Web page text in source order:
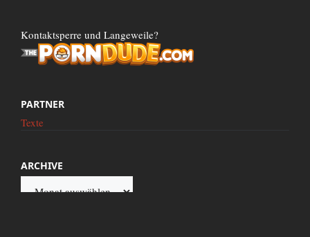
Kontaktsperre und Langeweile?
PARTNER
Texte
ARCHIVE